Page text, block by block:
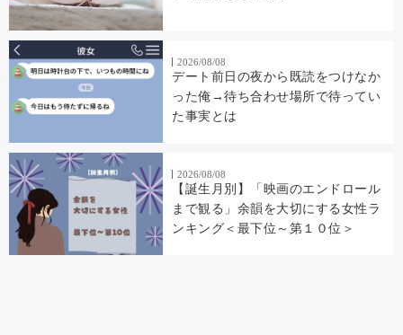
2026/08/08
デート前日の夜から既読をつけなか
った俺→待ち合わせ場所で待ってい
た事実とは
2026/08/08
【誕生月別】「映画のエンドロール
まで観る」余韻を大切にする女性ラ
ンキング＜最下位～第１０位＞